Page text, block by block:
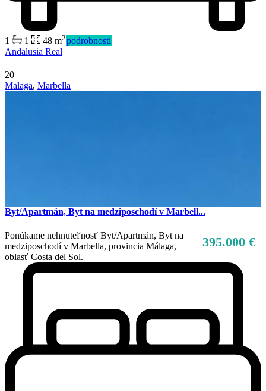
1 1 48 m2podrobnosti
Andalusia Real
20
Malaga, Marbella
Byt/Apartmán, Byt na medziposchodí v Marbell...
395.000 €
Ponúkame nehnuteľnosť Byt/Apartmán, Byt na
medziposchodí v Marbella, provincia Málaga,
oblasť Costa del Sol.